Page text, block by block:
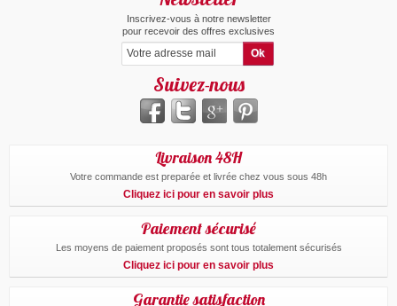
Inscrivez-vous à notre newsletter
pour recevoir des offres exclusives
Suivez-nous
Livraison 48H
Votre commande est preparée et livrée chez vous sous 48h
Cliquez ici pour en savoir plus
Paiement sécurisé
Les moyens de paiement proposés sont tous totalement sécurisés
Cliquez ici pour en savoir plus
Garantie satisfaction